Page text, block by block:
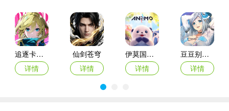
吉尔达 (森语 - 肉盾/免伤)： 开服活动获取。 优秀的坦克，提供可靠
追逐卡蕾多
详情
仙剑苍穹
详情
伊莫国际服
详情
豆豆别嚣张游戏
详情